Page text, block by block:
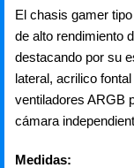
El chasis gamer
de alto rendimiento
destacando por su
lateral, acrilico
ventiladores ARGB
cámara
Medidas: